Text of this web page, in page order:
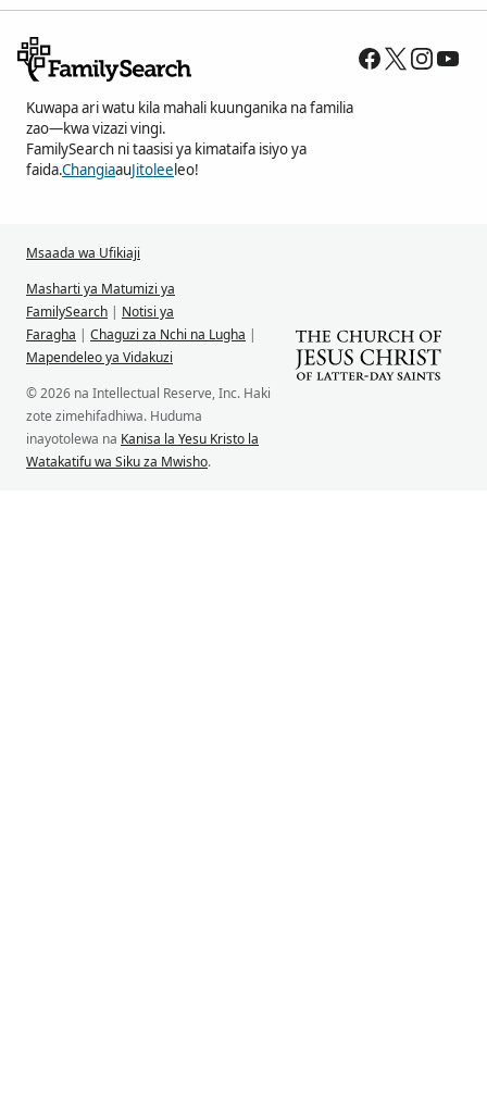
Kuwapa ari watu kila mahali kuunganika na familia
zao—kwa vizazi vingi.
FamilySearch ni taasisi ya kimataifa isiyo ya
faida.ChangiaauJitolee leo!
Msaada wa Ufikiaji
Masharti ya Matumizi ya
FamilySearch | Notisi ya
Faragha | Chaguzi za Nchi na Lugha |
Mapendeleo ya Vidakuzi
© 2026 na Intellectual Reserve, Inc. Haki
zote zimehifadhiwa. Huduma
inayotolewa na Kanisa la Yesu Kristo la
Watakatifu wa Siku za Mwisho.